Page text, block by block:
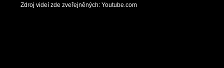
Zdroj videí zde zveřejněných: Youtube.com